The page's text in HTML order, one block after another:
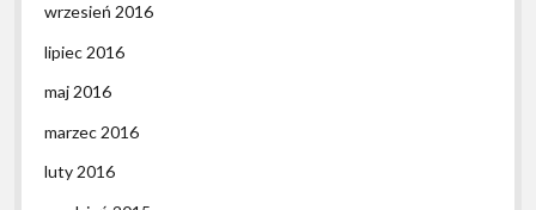
wrzesień 2016
lipiec 2016
maj 2016
marzec 2016
luty 2016